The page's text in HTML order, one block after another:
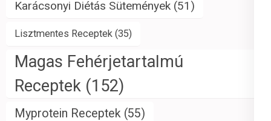
Karácsonyi Diétás Sütemények (51)
Lisztmentes Receptek (35)
Magas Fehérjetartalmú
Receptek (152)
Myprotein Receptek (55)